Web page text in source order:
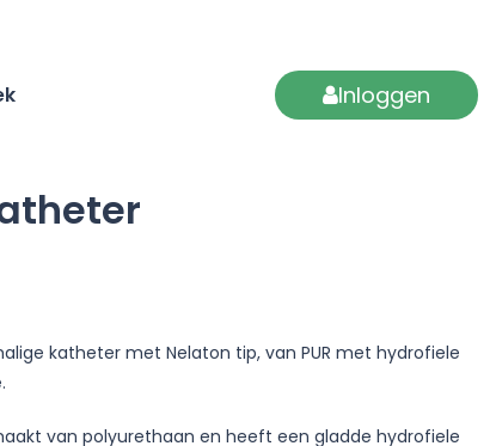
Inloggen
katheter met Nelaton tip, van PUR met hydrofiele
van polyurethaan en heeft een gladde hydrofiele